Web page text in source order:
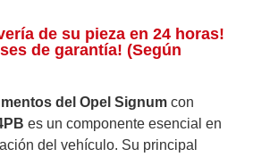
de su pieza en 24 horas!
de garantía! (Según
del Opel Signumcon
es un componente esencial en
del vehículo. Su principal